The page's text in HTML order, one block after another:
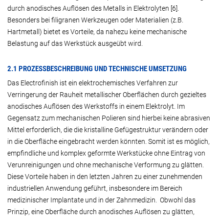
durch anodisches Auflösen des Metalls in Elektrolyten [6].
Besonders bei filigranen Werkzeugen oder Materialien (z.B.
Hartmetall) bietet es Vorteile, da nahezu keine mechanische
Belastung auf das Werkstück ausgeübt wird.
2.1 PROZESSBESCHREIBUNG UND TECHNISCHE UMSETZUNG
Das Electrofinish ist ein elektrochemisches Verfahren zur
Verringerung der Rauheit metallischer Oberflächen durch gezieltes
anodisches Auflösen des Werkstoffs in einem Elektrolyt. Im
Gegensatz zum mechanischen Polieren sind hierbei keine abrasiven
Mittel erforderlich, die die kristalline Gefügestruktur verändern oder
in die Oberfläche eingebracht werden könnten. Somit ist es möglich,
empfindliche und komplex geformte Werkstücke ohne Eintrag von
Verunreinigungen und ohne mechanische Verformung zu glätten.
Diese Vorteile haben in den letzten Jahren zu einer zunehmenden
industriellen Anwendung geführt, insbesondere im Bereich
medizinischer Implantate und in der Zahnmedizin. Obwohl das
Prinzip, eine Oberfläche durch anodisches Auflösen zu glätten,